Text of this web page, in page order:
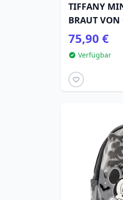
TIFFANY
BRAUT VON
LOUNGEFLY
75,90 €
Verfügbar